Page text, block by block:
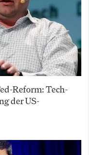
Reform: Tech-
der US-